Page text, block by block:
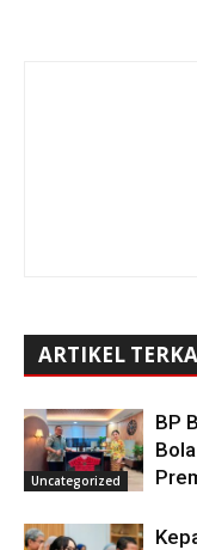
ARTIKEL
Uncategorized
BP